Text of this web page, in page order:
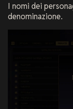
I nomi dei
denominazione.